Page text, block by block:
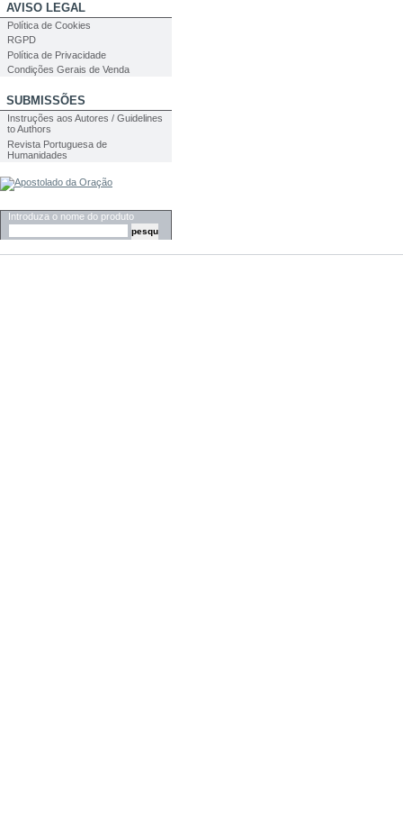
AVISO LEGAL
Política de Cookies
RGPD
Política de Privacidade
Condições Gerais de Venda
SUBMISSÕES
Instruções aos Autores / Guidelines
to Authors
Revista Portuguesa de
Humanidades
Introduza o nome do produto